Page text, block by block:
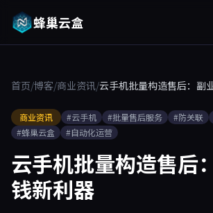
蜂巢云盒
首页/博客/商业资讯/云手机批量构造售后：副
商业资讯 #云手机 #批量售后服务 #防关联
#蜂巢云盒
#自动化运营
云手机批量构造售后
钱新利器